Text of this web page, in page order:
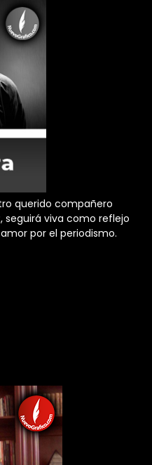
querido compañero
seguirá viva como reflejo
por el periodismo.